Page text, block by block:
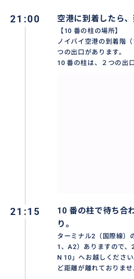
３、空港の出口を目指して下さ
と、税関が左右2か所ありますが
ください。建物の外に出る出口
ますので、必ず左側の出口から
※お迎えの予定時刻を20分以上
見つからない場合は、お手数で
５、ご指定のホテルまで送迎い
21:00 空港に到着したら、
【10 番の柱の場所】
ノイバイ空港の到着階
つの出口があります。
10 番の柱は、２つの出
21:15
10 番の柱で待ち合
り。
ターミナル2（国際線）
1、A2）ありますので、
N 10」へお越しくださ
ど距離が離れておりませ